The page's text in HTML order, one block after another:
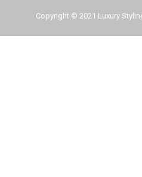
Copyright © 2021 Luxury